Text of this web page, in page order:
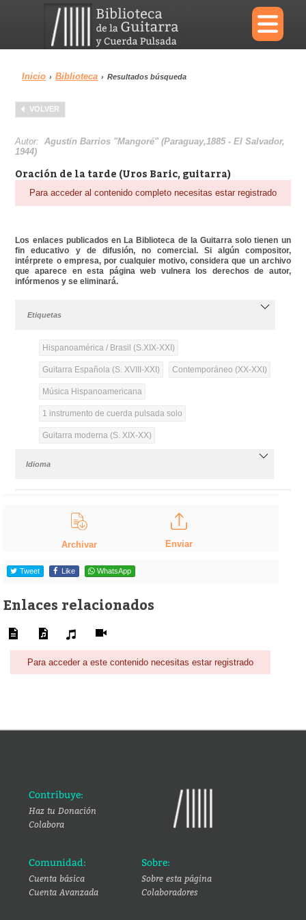
×
Menu
Biblioteca Diccionario
Área personal Reproductor
Inicio › Biblioteca › Resultados búsqueda
VOLVER
Autor:Agustín Barrios "Mangoré" (Paraguay,1885 - El Salvador,
1944)
Oración de la tarde (Uros Baric, guitarra)
Para acceder al contenido completo necesitas estar registrado
Los enlaces publicados en La Biblioteca de la Guitarra solo tienen un
fin educativo y de difusión, no comercial. Si algún compositor,
intérprete o empresa, por cualquier motivo, considera que un archivo
que aparece en esta página web vulnera los derechos de autor,
infórmenos y se eliminará.
Etiquetas
Hispanoamérica / Brasil (S.XIX-XXI)
Guitarra Española (S. XVIII-XXI) Contemporáneo (XX-XXI)
Música Hispanoamericana
1 instrumento de cuerda pulsada solo
Guitarra moderna (S. XIX-XX)
Idioma
Archivar Enviar
Tweet Like WhatsApp
Enlaces relacionados
Para acceder a este contenido necesitas estar registrado
Contribuye:
Haz tu Donación
Colabora
Comunidad:
Cuenta básica
Cuenta Avanzada
Sobre:
Sobre esta página
Colaboradores